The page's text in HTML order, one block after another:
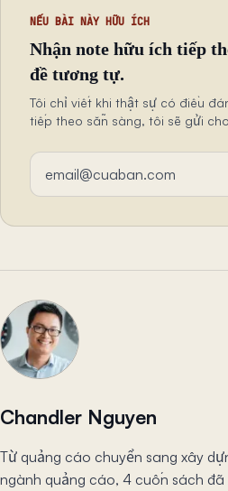
NẾU BÀI NÀY HỮU ÍCH
Nhận note hữu ích tiếp
đề tương tự.
Tôi chỉ viết khi thật sự có điều
tiếp theo sẵn sàng, tôi sẽ gửi
Địa chỉ email
Chandler Nguyen
Từ quảng cáo chuyển sang xây
ngành quảng cáo, 4 cuốn sách